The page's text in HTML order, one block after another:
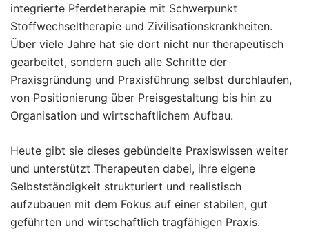
integrierte Pferdetherapie mit Schwerpunkt
Stoffwechseltherapie und Zivilisationskrankheiten.
Über viele Jahre hat sie dort nicht nur therapeutisch
gearbeitet, sondern auch alle Schritte der
Praxisgründung und Praxisführung selbst durchlaufen,
von Positionierung über Preisgestaltung bis hin zu
Organisation und wirtschaftlichem Aufbau.
Heute gibt sie dieses gebündelte Praxiswissen weiter
und unterstützt Therapeuten dabei, ihre eigene
Selbstständigkeit strukturiert und realistisch
aufzubauen mit dem Fokus auf einer stabilen, gut
geführten und wirtschaftlich tragfähigen Praxis.